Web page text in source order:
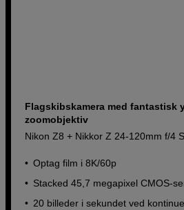
Flagskibskamera med fantastisk
zoomobjektiv
Nikon Z8 + Nikkor Z 24-120mm f/4 S
Optag film i 8K/60p
Stacked 45,7 megapixel CMOS-
20 billeder i sekundet ved